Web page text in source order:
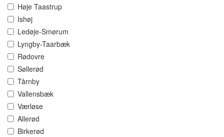
Høje Taastrup
Ishøj
Ledøje-Smørum
Lyngby-Taarbæk
Rødovre
Søllerød
Tårnby
Vallensbæk
Værløse
Allerød
Birkerød